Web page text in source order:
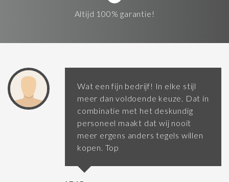
Altijd 100% garantie!
Wat een fijn bedrijf! In elke stijl
meer dan voldoende keuze. Dat in
combinatie met het deskundig
personeel maakt dat wij nooit
meer ergens anders tegels willen
kopen. Top